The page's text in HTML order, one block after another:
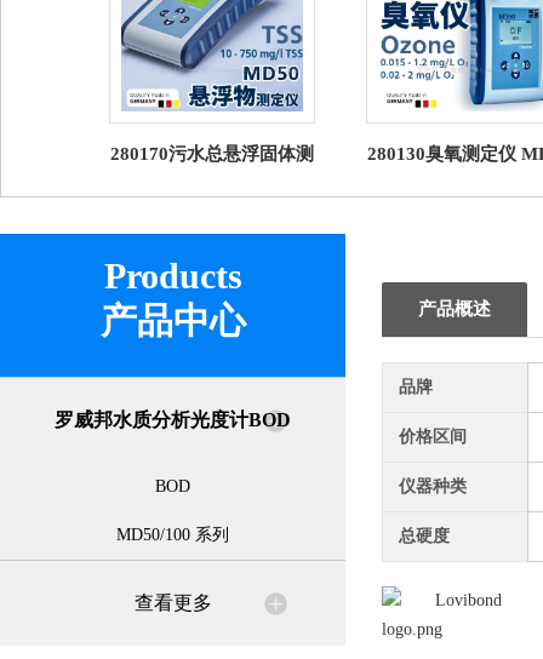
280170污水总悬浮固体测
280130臭氧测定仪
Products
产品中心
罗威邦水质分析光度计BOD
BOD
MD50/100 系列
查看更多
产品概述
品牌
价格区间
仪器种类
总硬度